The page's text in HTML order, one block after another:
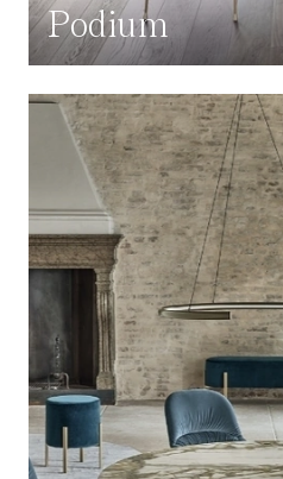
Podium